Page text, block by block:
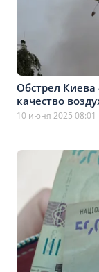
Обстрел
качество
10 июня 2025 08:01